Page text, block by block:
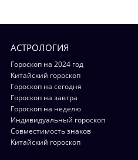
АСТРОЛОГИЯ
Гороскоп на 2024 год
Китайский гороскоп
Гороскоп на сегодня
Гороскоп на завтра
Гороскоп на неделю
Индивидуальный гороскоп
Совместимость знаков
Китайский гороскоп